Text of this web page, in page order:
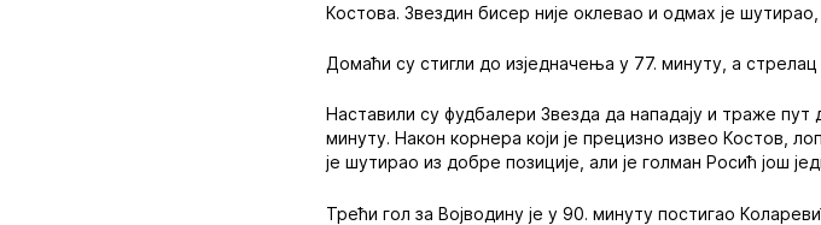
Костова. Звездин бисер није оклевао и одмах је
Домаћи су стигли до изједначења у 77. минуту, а стрелац
Наставили су фудбалери Звезда да нападају и траже пут
минуту. Након корнера који је прецизно извео Костов,
је шутирао из добре позиције, али је голман Росић још
Трећи гол за Војводину је у 90. минуту постигао